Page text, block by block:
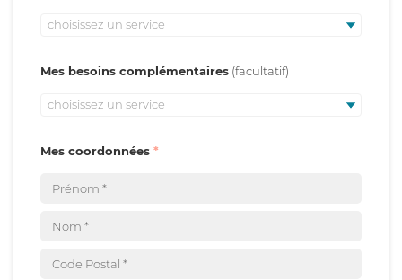
choisissez un service
Mes besoins complémentaires
choisissez un service
Mes coordonnées